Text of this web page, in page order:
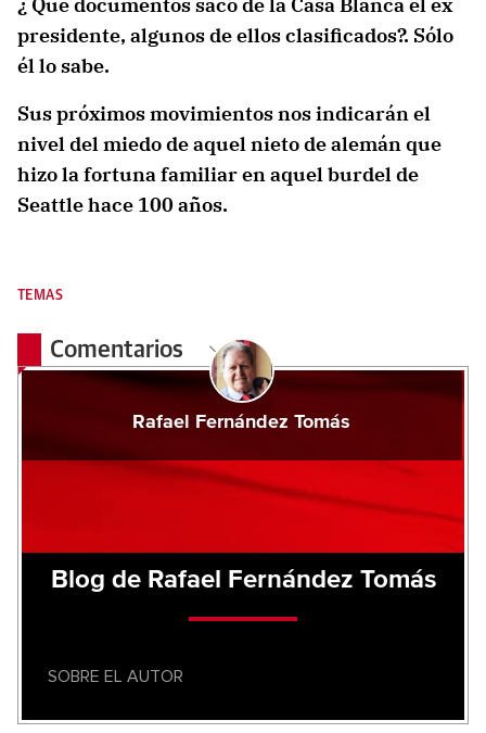
presidente, algunos de ellos clasificados?. Sólo
él lo sabe.
Sus próximos movimientos nos indicarán el
nivel del miedo de aquel nieto de alemán que
hizo la fortuna familiar en aquel burdel de
Seattle hace 100 años.
TEMAS
Comentarios
Rafael Fernández Tomás
Blog de Rafael Fernández Tomás
SOBRE EL AUTOR